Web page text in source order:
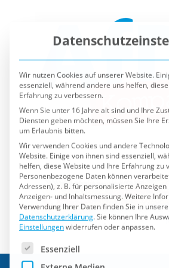
Wir nutzen Cookies auf unserer Website.
essenziell, während andere uns helfen,
Erfahrung zu verbessern.
Wenn Sie unter 16 Jahre alt sind und Ihre
Diensten geben möchten, müssen Sie Ihre
um Erlaubnis bitten.
Wir verwenden Cookies und andere
Website. Einige von ihnen sind essenziell,
helfen, diese Website und Ihre Erfahrung zu
Personenbezogene Daten können verarbeitet
Adressen), z. B. für personalisierte
Anzeigen- und Inhaltsmessung.Weitere
Verwendung Ihrer Daten finden Sie in
Datenschutzerklärung. Sie können Ihre
Einstellungenwiderrufen oder anpassen.
Es folgt eine Liste der Service-
Externe Medien